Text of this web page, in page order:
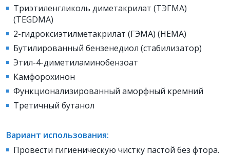
Триэтиленгликоль диметакрилат (ТЭГМА)
(TEGDMA)
2-гидроксиэтилметакрилат (ГЭМА) (HEMA)
Бутилированный бензенедиол (стабилизатор)
Этил-4-диметиламинобензоат
Камфорохинон
Функционализированный аморфный кремний
Третичный бутанол
Вариант использования:
Провести гигиеническую чистку пастой без фтора.